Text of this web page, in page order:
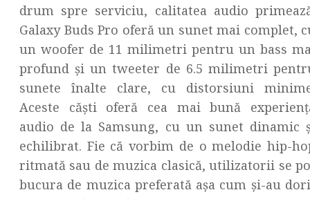
drum spre serviciu, calitatea audio
Galaxy Buds Pro oferă un sunet mai complet,
un woofer de 11 milimetri pentru un bass
profund și un tweeter de 6.5 milimetri
sunete înalte clare, cu distorsiuni
Aceste căști oferă cea mai bună
audio de la Samsung, cu un sunet dinamic
echilibrat. Fie că vorbim de o melodie hip-
ritmată sau de muzica clasică, utilizatorii se
bucura de muzica preferată așa cum și-au